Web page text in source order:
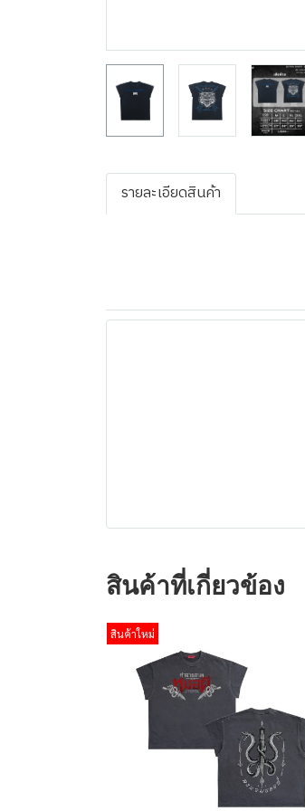
รายละเอียดสินค้า
สินค้าที่เกี่ยวข้อง
สินค้าใหม่